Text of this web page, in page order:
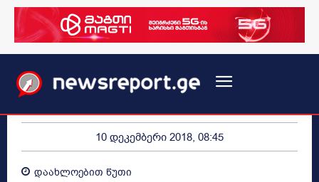
10 დეკემბერი 2018, 08:45
დაახლოებით წუთი